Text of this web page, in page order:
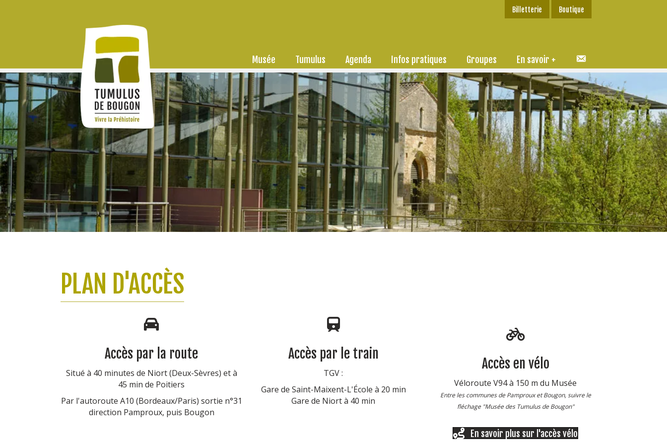
Billetterie Boutique
Musée Tumulus Agenda Infos pratiques Groupes En savoir +
o
n
t
a
c
t
PLAN D'ACCÈS
Accès par la route
Situé à 40 minutes de Niort (Deux-Sèvres) et à
45 min de Poitiers
Par l'autoroute A10 (Bordeaux/Paris) sortie n°31
direction Pamproux, puis Bougon
Accès par le train
TGV :
Gare de Saint-Maixent-L'École à 20 min
Gare de Niort à 40 min
Accès en vélo
Véloroute V94 à 150 m du Musée
Entre les communes de Pamproux et Bougon, suivre le
fléchage "Musée des Tumulus de Bougon"
En savoir plus sur l'accès vélo